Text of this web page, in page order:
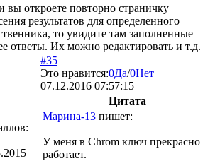
вы откроете повторно страничку
результатов для определенного
то увидите там заполненные
ответы. Их можно редактировать и т.д.
#35
Это нравится:0Да/0Нет
07.12.2016 07:57:15
Цитата
Марина-13 пишет:
У меня в Chrom ключ прекрасно
работает.